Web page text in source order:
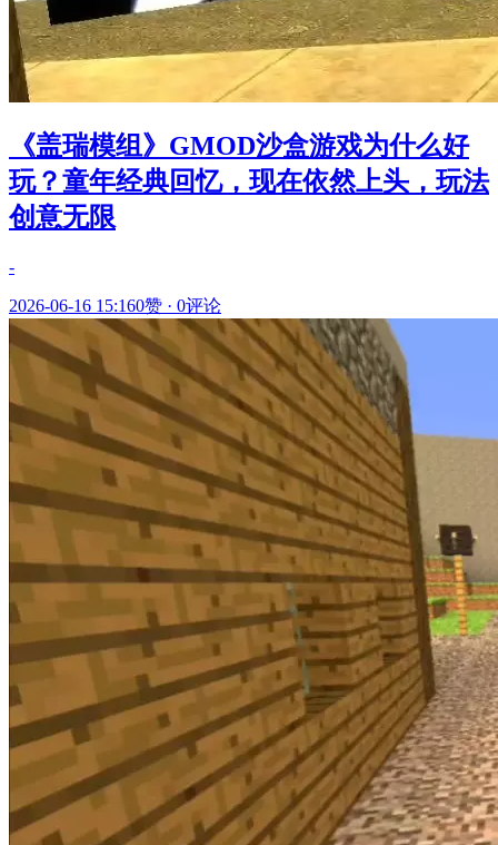
《盖瑞模组》GMOD沙盒游戏为什么好
玩？童年经典回忆，现在依然上头，玩法
创意无限
-
2026-06-16 15:160赞 · 0评论